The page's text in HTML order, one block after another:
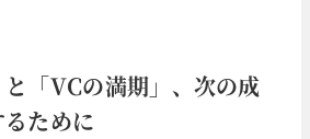
と「VCの満期」、次の成
ために